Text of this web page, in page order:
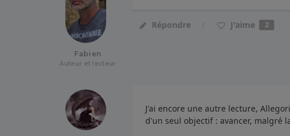
Fabien
Auteur et lecteur
Répondre J'aime 2
J'ai encore une autre lecture,
d'un seul objectif : avancer, malgré